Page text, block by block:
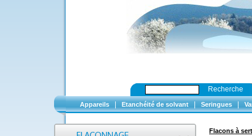
Recherche
Appareils Etanchéité de solvant Seringues
Flacons à